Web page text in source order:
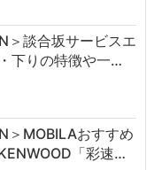
＞談合坂サービスエ
下りの特徴や一…
＞MOBILAおすすめ
「彩速…